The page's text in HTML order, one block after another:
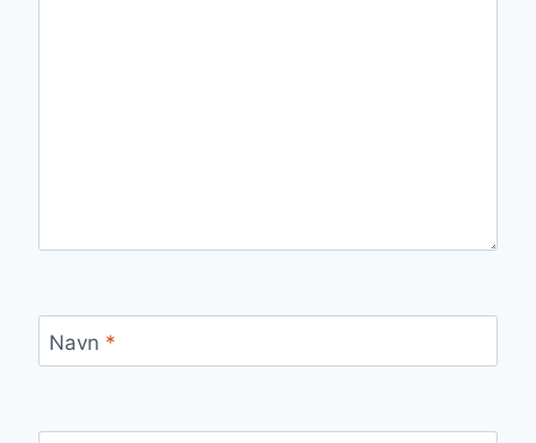
Navn *